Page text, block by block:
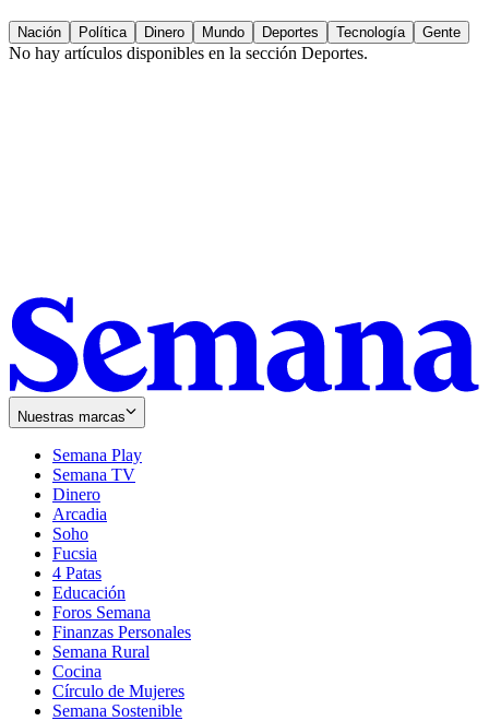
Nación Política Dinero Mundo Deportes Tecnología Gente
No hay artículos disponibles en la sección Deportes.
Nuestras marcas
Semana Play
Semana TV
Dinero
Arcadia
Soho
in
new
window
Fucsia
in
new
window
4 Patas
Educación
Foros Semana
Finanzas Personales
Semana Rural
Cocina
Círculo de Mujeres
Semana Sostenible